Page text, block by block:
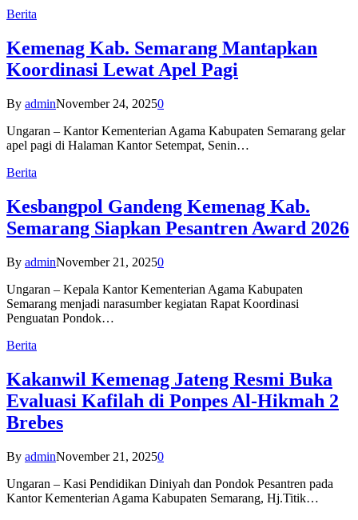
Berita
Kemenag Kab. Semarang Mantapkan
Koordinasi Lewat Apel Pagi
By adminNovember 24, 20250
Ungaran – Kantor Kementerian Agama Kabupaten Semarang gelar
apel pagi di Halaman Kantor Setempat, Senin…
Berita
Kesbangpol Gandeng Kemenag Kab.
Semarang Siapkan Pesantren Award 2026
By adminNovember 21, 20250
Ungaran – Kepala Kantor Kementerian Agama Kabupaten
Semarang menjadi narasumber kegiatan Rapat Koordinasi
Penguatan Pondok…
Berita
Kakanwil Kemenag Jateng Resmi Buka
Evaluasi Kafilah di Ponpes Al-Hikmah 2
Brebes
By adminNovember 21, 20250
Ungaran – Kasi Pendidikan Diniyah dan Pondok Pesantren pada
Kantor Kementerian Agama Kabupaten Semarang, Hj.Titik…